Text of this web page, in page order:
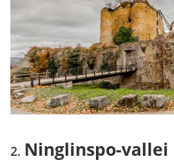
Ninglinspo-vallei